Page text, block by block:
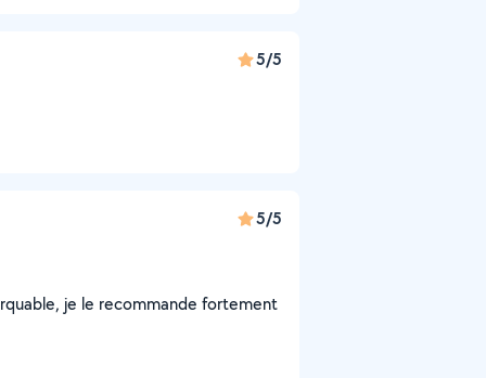
5/5
5/5
je le recommande fortement